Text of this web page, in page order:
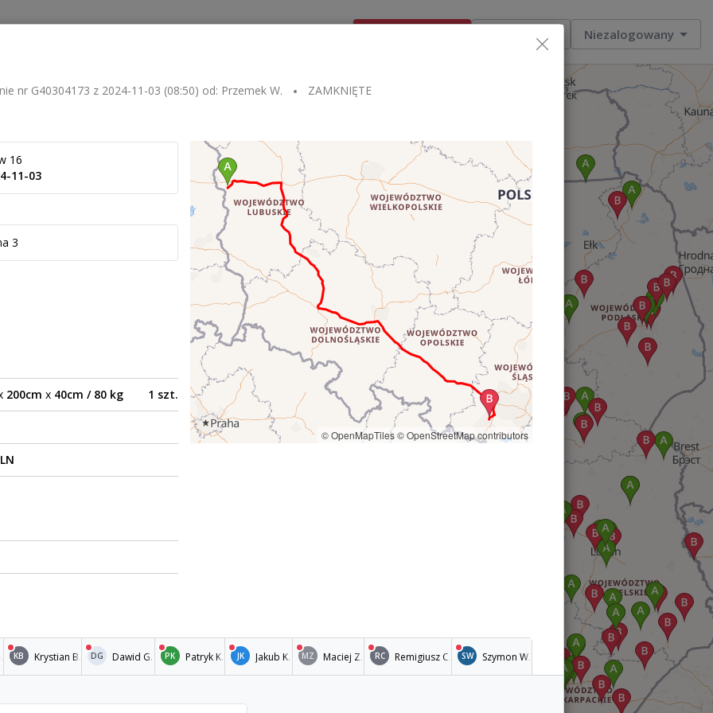
Niezalogowany
nr G40304173 z 2024-11-03 (08:50) od: Przemek W. ZAMKNIĘTE
16
11-03
3
200cmx 40cm / 80 kg 1 szt.
© OpenMapTiles© OpenStreetMap contributors
KB Krystian B. DG Dawid G. PK Patryk K. JK Jakub K. MZ Maciej Z. RC Remigiusz C. SW Szymon W.